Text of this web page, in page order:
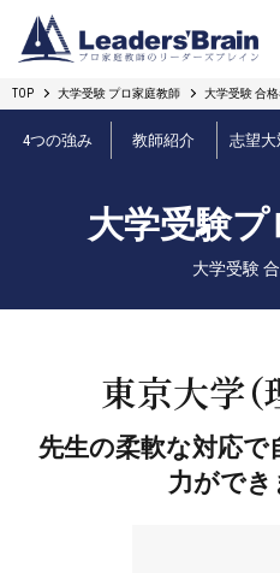
リーダーズブレインの強み
プロ教師紹介
短期フリープラン
TOP 大学受験 プロ家庭教師 大学受験 合
4つの強み 教師紹介 志望大
大学受験
大学受験
東京大学
先生の柔軟な対応
力ができ